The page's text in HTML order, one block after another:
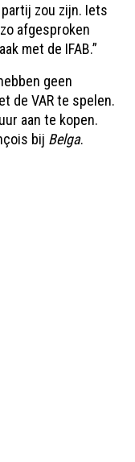
zou zijn. Iets
afgesproken
met de IFAB.”
geen
de VAR te spelen.
aan te kopen.
bij Belga.